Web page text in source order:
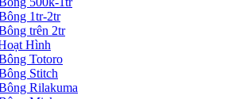
1tr-2tr
trên 2tr
Hình
Totoro
Stitch
Rilakuma